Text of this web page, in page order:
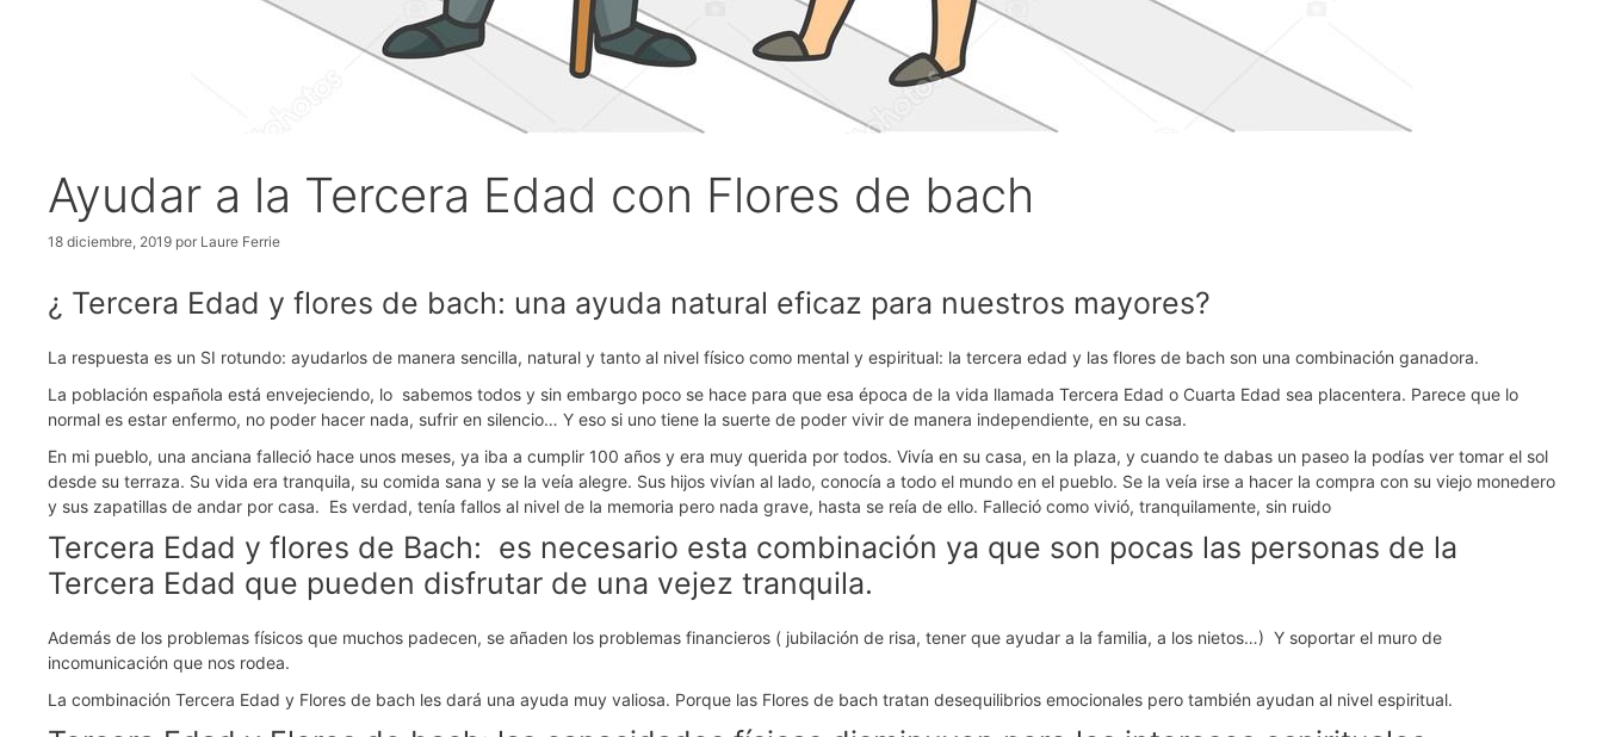
Ayudar a la Tercera Edad con Flores de bach
18 diciembre, 2019 por Laure Ferrie
¿ Tercera Edad y flores de bach: una ayuda natural eficaz para nuestros mayores?
La respuesta es un SI rotundo: ayudarlos de manera sencilla, natural y tanto al nivel físico como mental y espiritual: la tercera edad y las flores de bach son una combinación ganadora.
La población española está envejeciendo, lo sabemos todos y sin embargo poco se hace para que esa época de la vida llamada Tercera Edad o Cuarta Edad sea placentera. Parece que lo
normal es estar enfermo, no poder hacer nada, sufrir en silencio… Y eso si uno tiene la suerte de poder vivir de manera independiente, en su casa.
En mi pueblo, una anciana falleció hace unos meses, ya iba a cumplir 100 años y era muy querida por todos. Vivía en su casa, en la plaza, y cuando te dabas un paseo la podías ver tomar el sol
desde su terraza. Su vida era tranquila, su comida sana y se la veía alegre. Sus hijos vivían al lado, conocía a todo el mundo en el pueblo. Se la veía irse a hacer la compra con su viejo monedero
y sus zapatillas de andar por casa. Es verdad, tenía fallos al nivel de la memoria pero nada grave, hasta se reía de ello. Falleció como vivió, tranquilamente, sin ruido
Tercera Edad y flores de Bach: es necesario esta combinación ya que son pocas las personas de la
Tercera Edad que pueden disfrutar de una vejez tranquila.
Además de los problemas físicos que muchos padecen, se añaden los problemas financieros ( jubilación de risa, tener que ayudar a la familia, a los nietos…) Y soportar el muro de
incomunicación que nos rodea.
La combinación Tercera Edad y Flores de bach les dará una ayuda muy valiosa. Porque las Flores de bach tratan desequilibrios emocionales pero también ayudan al nivel espiritual.